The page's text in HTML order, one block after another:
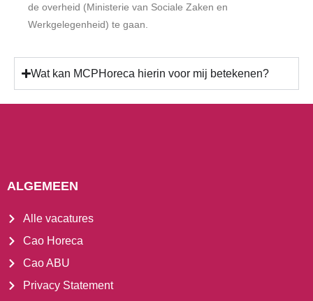
de overheid (Ministerie van Sociale Zaken en
Werkgelegenheid) te gaan.
Wat kan MCPHoreca hierin voor mij betekenen?
ALGEMEEN
Alle vacatures
Cao Horeca
Cao ABU
Privacy Statement